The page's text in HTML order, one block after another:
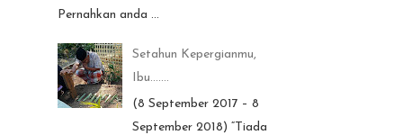
Pernahkan anda ...
Setahun Kepergianmu,
Ibu.......
(8 September 2017 – 8
September 2018) “Tiada